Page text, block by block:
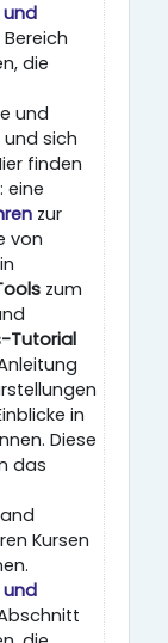
und
Bereich
die
und
und sich
finden
eine
zur
von
zum
Tutorial
in
Diese
das
Kursen
und